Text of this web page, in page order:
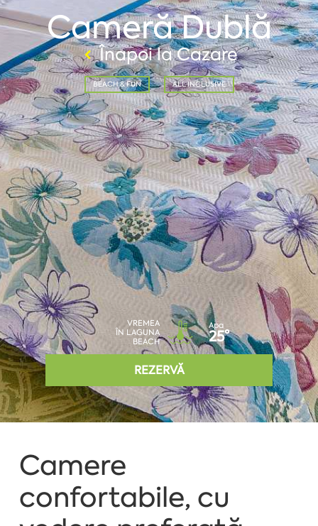
Cameră Dublă
Înapoi la Cazare
BEACH & FUN ALL INCLUSIVE
VREMEA
ÎN LAGUNA
BEACH
Apa
25°
REZERVĂ
Camere
confortabile, cu